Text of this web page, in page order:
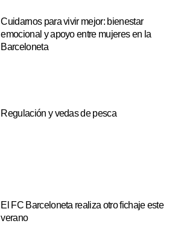
Cuidarnos para vivir mejor: bienestar
emocional y apoyo entre mujeres en la
Barceloneta
Regulación y vedas de pesca
El FC Barceloneta realiza otro fichaje este
verano